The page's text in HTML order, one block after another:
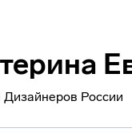
России